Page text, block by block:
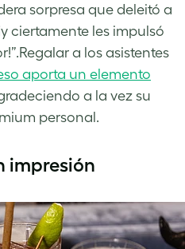
sorpresa que deleitó a
ciertamente les impulsó
a los asistentes
aporta un elemento
a la vez su
personal.
impresión